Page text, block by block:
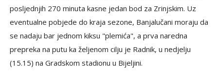
posljednjih 270 minuta kasne jedan bod za Zrinjskim. Uz
eventualne pobjede do kraja sezone, Banjalučani moraju da
se nadaju bar jednom kiksu "plemića", a prva naredna
prepreka na putu ka željenom cilju je Radnik, u nedjelju
(15.15) na Gradskom stadionu u Bijeljini.